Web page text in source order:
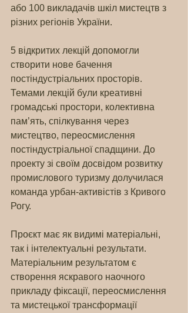
або 100 викладачів шкіл мистецтв з
різних регіонів України.
5 відкритих лекцій допомогли
створити нове бачення
постіндустріальних просторів.
Темами лекцій були креативні
громадські простори, колективна
пам’ять, спілкування через
мистецтво, переосмислення
постіндустріальної спадщини. До
проекту зі своїм досвідом розвитку
промислового туризму долучилася
команда урбан-активістів з Кривого
Рогу.
Проєкт має як видимі матеріальні,
так і інтелектуальні результати.
Матеріальним результатом є
створення яскравого наочного
прикладу фіксації, переосмислення
та мистецької трансформації